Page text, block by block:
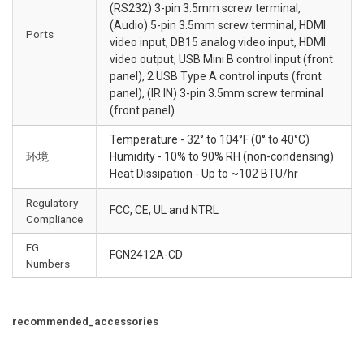
Ports
(RS232) 3-pin 3.5mm screw terminal,
(Audio) 5-pin 3.5mm screw terminal, HDMI
video input, DB15 analog video input, HDMI
video output, USB Mini B control input (front
panel), 2 USB Type A control inputs (front
panel), (IR IN) 3-pin 3.5mm screw terminal
(front panel)
环境
Temperature - 32° to 104°F (0° to 40°C)
Humidity - 10% to 90% RH (non-condensing)
Heat Dissipation - Up to ~102 BTU/hr
Regulatory
Compliance
FCC, CE, UL and NTRL
FG
Numbers
FGN2412A-CD
recommended_accessories